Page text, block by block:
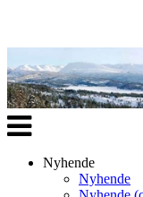
Veksle
navigasjon
Nyhende
Nyhende